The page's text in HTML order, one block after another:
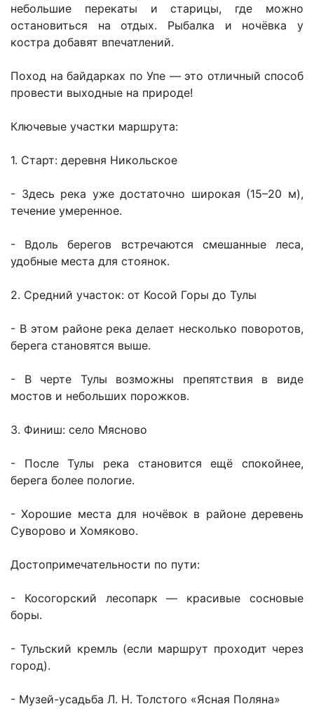
небольшие перекаты и старицы, где можно
остановиться на отдых. Рыбалка и ночёвка у
костра добавят впечатлений.
Поход на байдарках по Упе — это отличный способ
провести выходные на природе!
Ключевые участки маршрута:
1. Старт: деревня Никольское
- Здесь река уже достаточно широкая (15–20 м),
течение умеренное.
- Вдоль берегов встречаются смешанные леса,
удобные места для стоянок.
2. Средний участок: от Косой Горы до Тулы
- В этом районе река делает несколько поворотов,
берега становятся выше.
- В черте Тулы возможны препятствия в виде
мостов и небольших порожков.
3. Финиш: село Мясново
- После Тулы река становится ещё спокойнее,
берега более пологие.
- Хорошие места для ночёвок в районе деревень
Суворово и Хомяково.
Достопримечательности по пути:
- Косогорский лесопарк — красивые сосновые
боры.
- Тульский кремль (если маршрут проходит через
город).
- Музей-усадьба Л. Н. Толстого «Ясная Поляна»